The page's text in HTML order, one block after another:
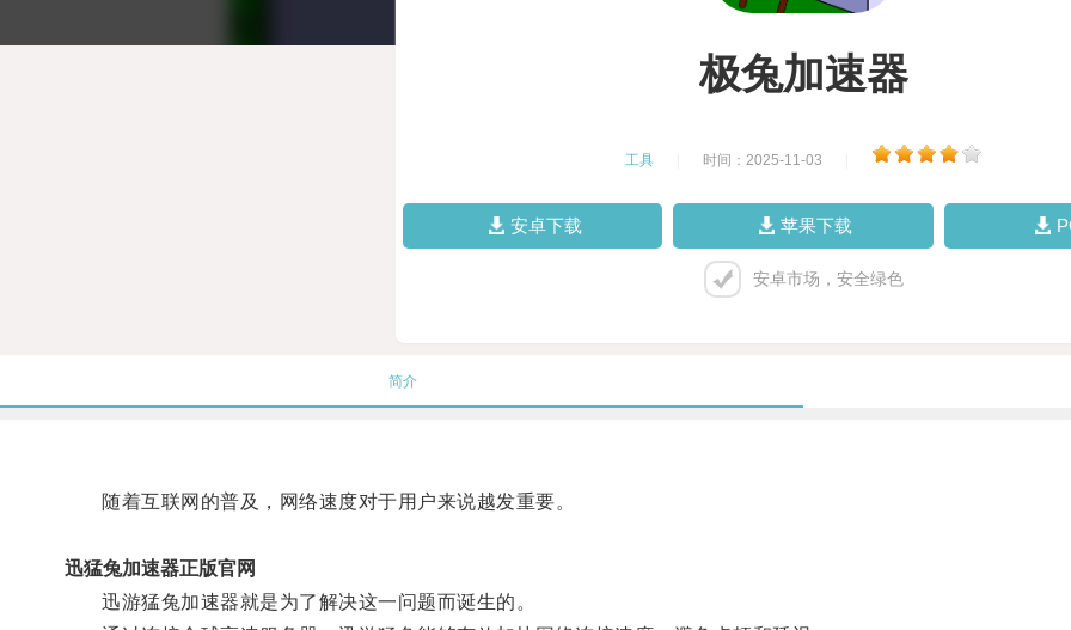
极兔加速器
工具 时间：2025-11-03
安卓下载 苹果下载
安卓市场，安全绿色
简介
随着互联网的普及，网络速度对于用户来说越发重要。
迅猛兔加速器正版官网
迅游猛兔加速器就是为了解决这一问题而诞生的。